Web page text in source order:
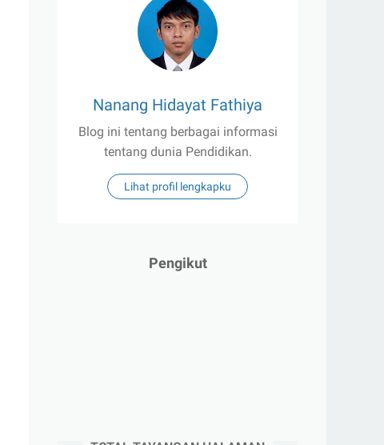
Nanang Hidayat Fathiya
Blog ini tentang berbagai informasi
tentang dunia Pendidikan.
Lihat profil lengkapku
Pengikut